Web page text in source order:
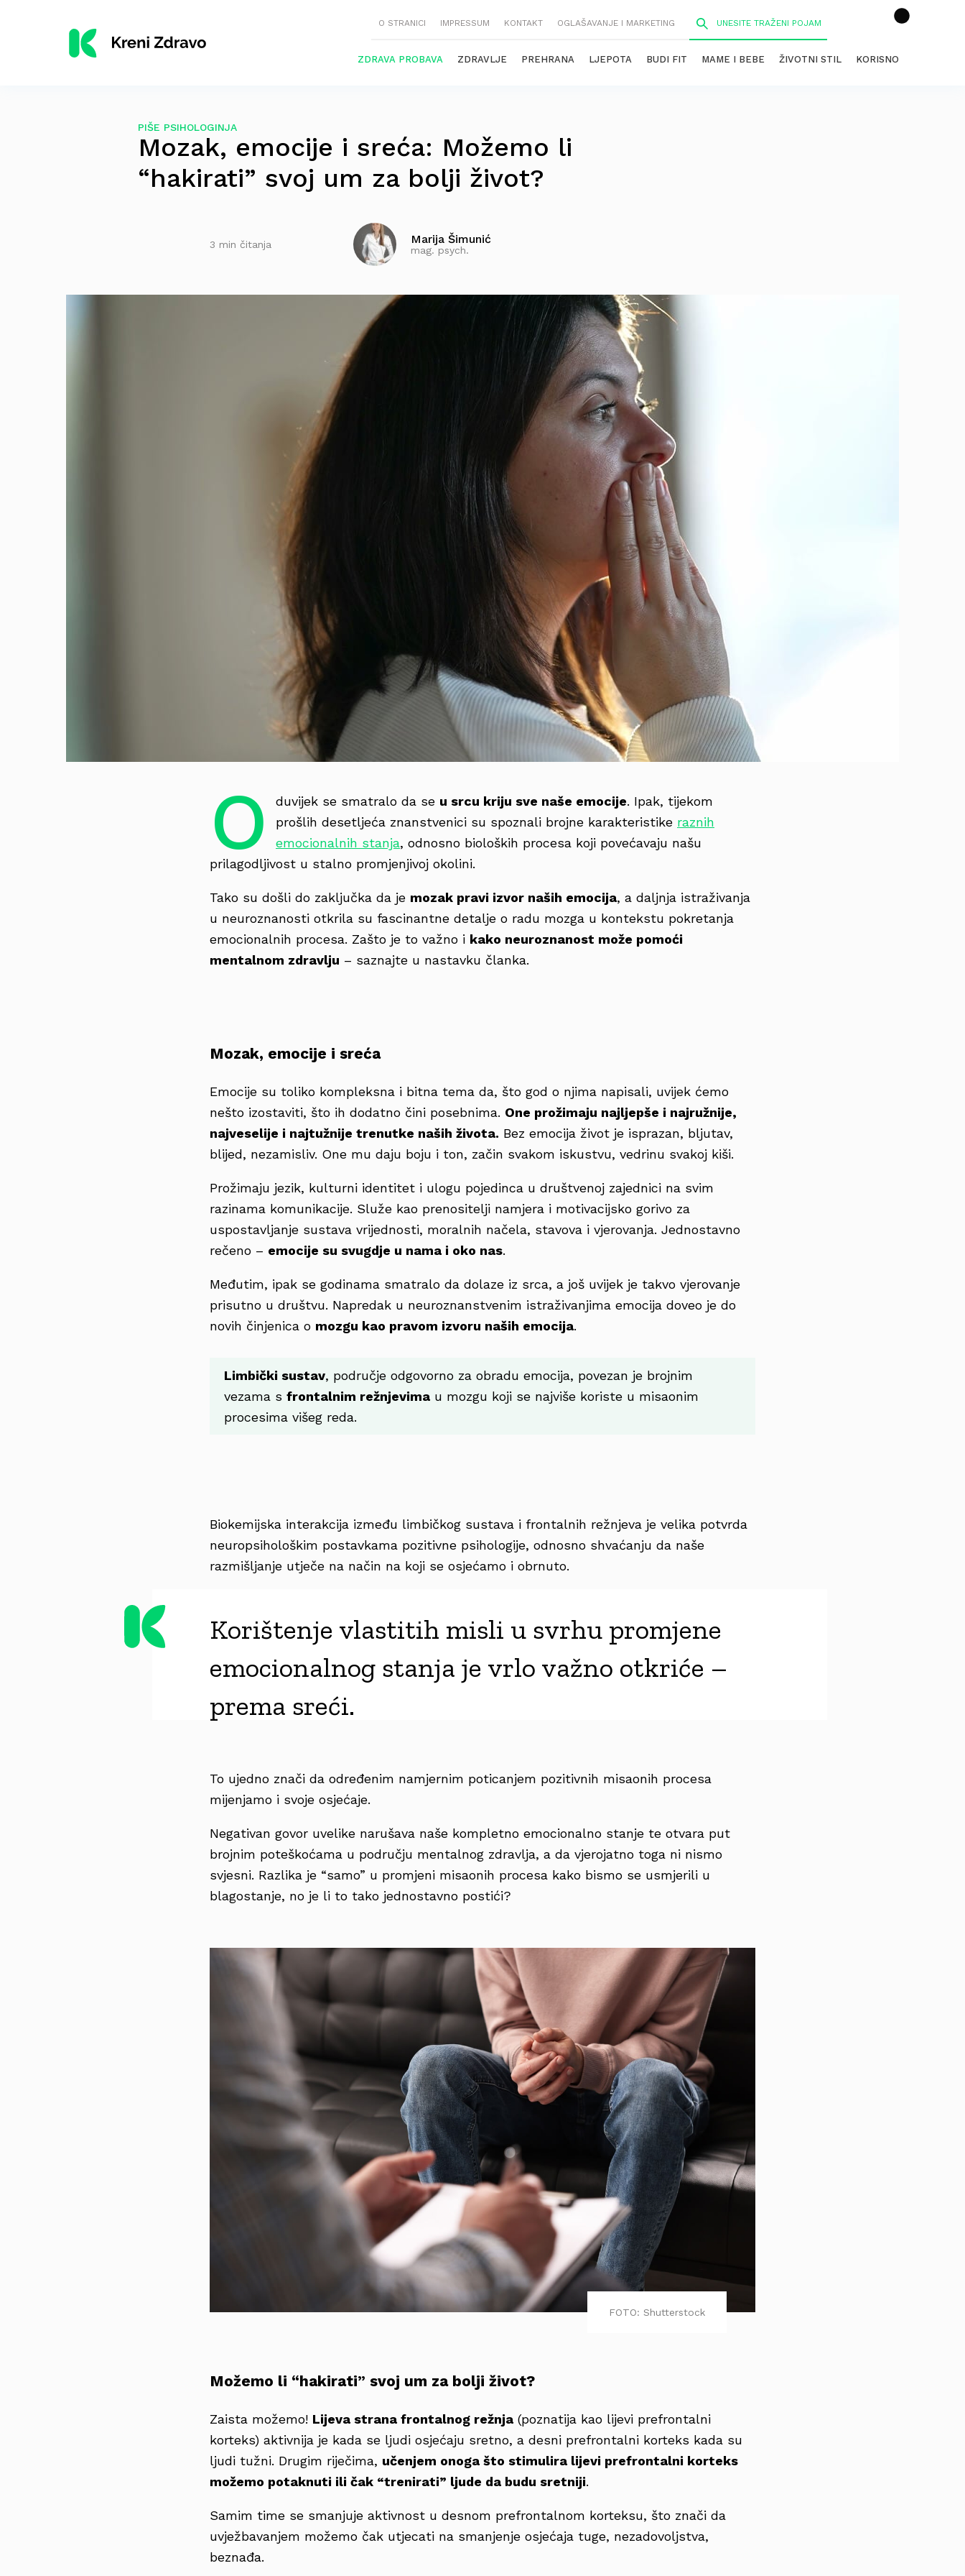
O STRANICI IMPRESSUM KONTAKT OGLAŠAVANJE I MARKETING
ZDRAVA PROBAVA ZDRAVLJE PREHRANA LJEPOTA BUDI FIT MAME I BEBE ŽIVOTNI STIL KORISNO
PIŠE PSIHOLOGINJA
Mozak, emocije i sreća: Možemo li
“hakirati” svoj um za bolji život?
3 min čitanja Marija Šimunić
mag. psych.
O duvijek se smatralo da se u srcu kriju sve naše emocije. Ipak, tijekom
prošlih desetljeća znanstvenici su spoznali brojne karakteristike raznih
emocionalnih stanja, odnosno bioloških procesa koji povećavaju našu
prilagodljivost u stalno promjenjivoj okolini.
Tako su došli do zaključka da je mozak pravi izvor naših emocija, a daljnja istraživanja
u neuroznanosti otkrila su fascinantne detalje o radu mozga u kontekstu pokretanja
emocionalnih procesa. Zašto je to važno i kako neuroznanost može pomoći
mentalnom zdravlju – saznajte u nastavku članka.
Mozak, emocije i sreća
Emocije su toliko kompleksna i bitna tema da, što god o njima napisali, uvijek ćemo
nešto izostaviti, što ih dodatno čini posebnima. One prožimaju najljepše i najružnije,
najveselije i najtužnije trenutke naših života. Bez emocija život je isprazan, bljutav,
blijed, nezamisliv. One mu daju boju i ton, začin svakom iskustvu, vedrinu svakoj kiši.
Prožimaju jezik, kulturni identitet i ulogu pojedinca u društvenoj zajednici na svim
razinama komunikacije. Služe kao prenositelji namjera i motivacijsko gorivo za
uspostavljanje sustava vrijednosti, moralnih načela, stavova i vjerovanja. Jednostavno
rečeno – emocije su svugdje u nama i oko nas.
Međutim, ipak se godinama smatralo da dolaze iz srca, a još uvijek je takvo vjerovanje
prisutno u društvu. Napredak u neuroznanstvenim istraživanjima emocija doveo je do
novih činjenica o mozgu kao pravom izvoru naših emocija.
Limbički sustav, područje odgovorno za obradu emocija, povezan je brojnim
vezama s frontalnim režnjevima u mozgu koji se najviše koriste u misaonim
procesima višeg reda.
Biokemijska interakcija između limbičkog sustava i frontalnih režnjeva je velika potvrda
neuropsihološkim postavkama pozitivne psihologije, odnosno shvaćanju da naše
razmišljanje utječe na način na koji se osjećamo i obrnuto.
Korištenje vlastitih misli u svrhu promjene
emocionalnog stanja je vrlo važno otkriće –
prema sreći.
To ujedno znači da određenim namjernim poticanjem pozitivnih misaonih procesa
mijenjamo i svoje osjećaje.
Negativan govor uvelike narušava naše kompletno emocionalno stanje te otvara put
brojnim poteškoćama u području mentalnog zdravlja, a da vjerojatno toga ni nismo
svjesni. Razlika je “samo” u promjeni misaonih procesa kako bismo se usmjerili u
blagostanje, no je li to tako jednostavno postići?
FOTO: Shutterstock
Možemo li “hakirati” svoj um za bolji život?
Zaista možemo! Lijeva strana frontalnog režnja (poznatija kao lijevi prefrontalni
korteks) aktivnija je kada se ljudi osjećaju sretno, a desni prefrontalni korteks kada su
ljudi tužni. Drugim riječima, učenjem onoga što stimulira lijevi prefrontalni korteks
možemo potaknuti ili čak “trenirati” ljude da budu sretniji.
Samim time se smanjuje aktivnost u desnom prefrontalnom korteksu, što znači da
uvježbavanjem možemo čak utjecati na smanjenje osjećaja tuge, nezadovoljstva,
beznađa.